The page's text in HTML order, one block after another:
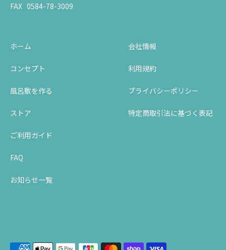
FAX 0584-78-3009
ホーム
コンセプト
風呂敷を作る
ストア
ご利用ガイド
FAQ
お知らせ一覧
会社情報
利用規約
プライバシーポリシー
特定商取引法に基づく表記
支